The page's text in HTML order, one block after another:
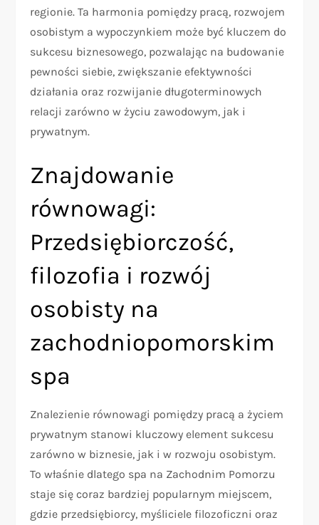
regionie. Ta harmonia pomiędzy pracą, rozwojem
osobistym a wypoczynkiem może być kluczem do
sukcesu biznesowego, pozwalając na budowanie
pewności siebie, zwiększanie efektywności
działania oraz rozwijanie długoterminowych
relacji zarówno w życiu zawodowym, jak i
prywatnym.
Znajdowanie
równowagi:
Przedsiębiorczość,
filozofia i rozwój
osobisty na
zachodniopomorskim
spa
Znalezienie równowagi pomiędzy pracą a życiem
prywatnym stanowi kluczowy element sukcesu
zarówno w biznesie, jak i w rozwoju osobistym.
To właśnie dlatego spa na Zachodnim Pomorzu
staje się coraz bardziej popularnym miejscem,
gdzie przedsiębiorcy, myśliciele filozoficzni oraz